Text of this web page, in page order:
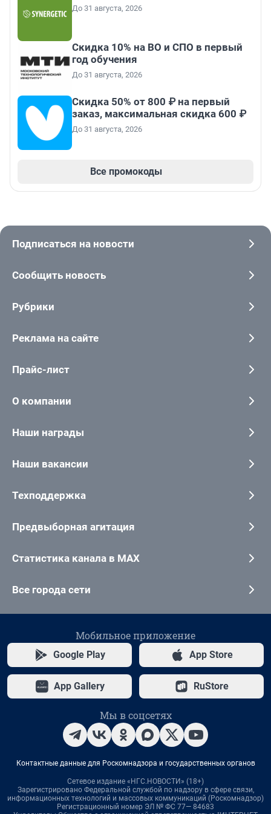
До 31 августа, 2026
Скидка 10% на ВО и СПО в первый
год обучения
До 31 августа, 2026
Скидка 50% от 800 ₽ на первый
заказ, максимальная скидка 600 ₽
До 31 августа, 2026
Все промокоды
Подписаться на новости
Сообщить новость
Рубрики
Реклама на сайте
Прайс-лист
О компании
Наши награды
Наши вакансии
Техподдержка
Предвыборная агитация
Статистика канала в MAX
Все города сети
Мобильное приложение
Google Play App Store
App Gallery RuStore
Мы в соцсетях
Контактные данные для Роскомнадзора и государственных органов
Сетевое издание «НГС.НОВОСТИ» (18+)
Зарегистрировано Федеральной службой по надзору в сфере связи,
информационных технологий и массовых коммуникаций (Роскомнадзор)
Регистрационный номер ЭЛ № ФС 77— 84683